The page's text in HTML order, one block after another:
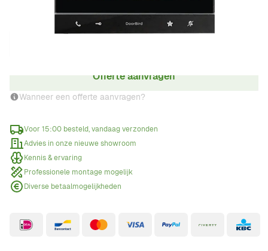
Offerte aanvragen
Wanneer een offerte aanvragen?
Voor 15:00 besteld, vandaag verzonden
Advies in onze nieuwe showroom
Kennis & ervaring
Professionele montage mogelijk
Diverse betaalmogelijkheden